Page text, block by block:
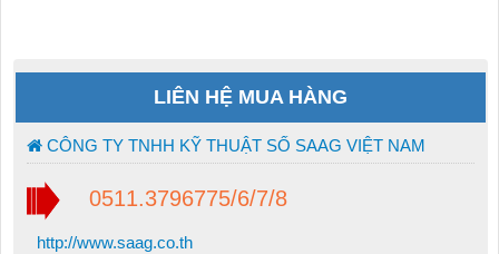
LIÊN HỆ MUA HÀNG
CÔNG TY TNHH KỸ THUẬT SỐ SAAG VIỆT NAM
0511.3796775/6/7/8
http://www.saag.co.th